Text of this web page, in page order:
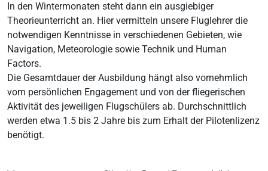
In den Wintermonaten steht dann ein ausgiebiger
Theorieunterricht an. Hier vermitteln unsere Fluglehrer die
notwendigen Kenntnisse in verschiedenen Gebieten, wie
Navigation, Meteorologie sowie Technik und Human
Factors.
Die Gesamtdauer der Ausbildung hängt also vornehmlich
vom persönlichen Engagement und von der fliegerischen
Aktivität des jeweiligen Flugschülers ab. Durchschnittlich
werden etwa 1.5 bis 2 Jahre bis zum Erhalt der Pilotenlizenz
benötigt.